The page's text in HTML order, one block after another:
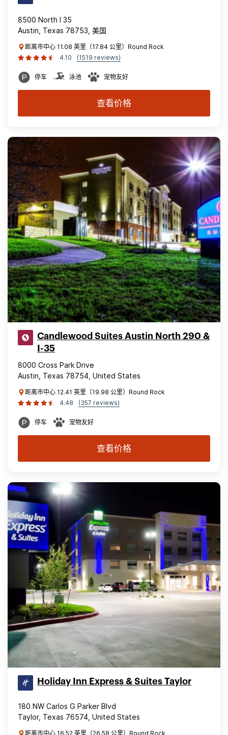
8500 North I 35
Austin, Texas 78753, 美国
距离市中心 11.08 英里（17.84 公里）Round Rock
4.10
(1519 reviews)
停车 泳池 宠物友好
查看价格
Candlewood Suites Austin North 290 &
I-35
8000 Cross Park Drive
Austin, Texas 78754, United States
距离市中心 12.41 英里（19.98 公里）Round Rock
4.48
(357 reviews)
停车 宠物友好
查看价格
Holiday Inn Express & Suites Taylor
180 NW Carlos G Parker Blvd
Taylor, Texas 76574, United States
距离市中心 16.52 英里（26.58 公里）Round Rock